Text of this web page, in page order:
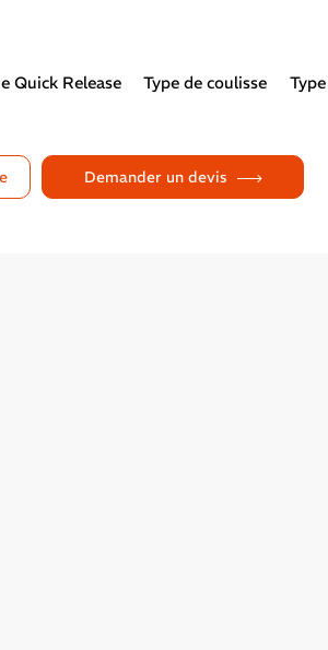
Quick Release Type de coulisse
Demander un devis